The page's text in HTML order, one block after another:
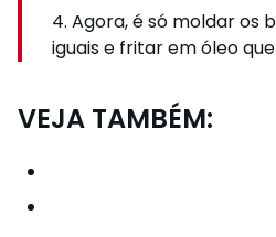
Agora, é só moldar os
iguais e fritar em óleo
VEJA TAMBÉM: